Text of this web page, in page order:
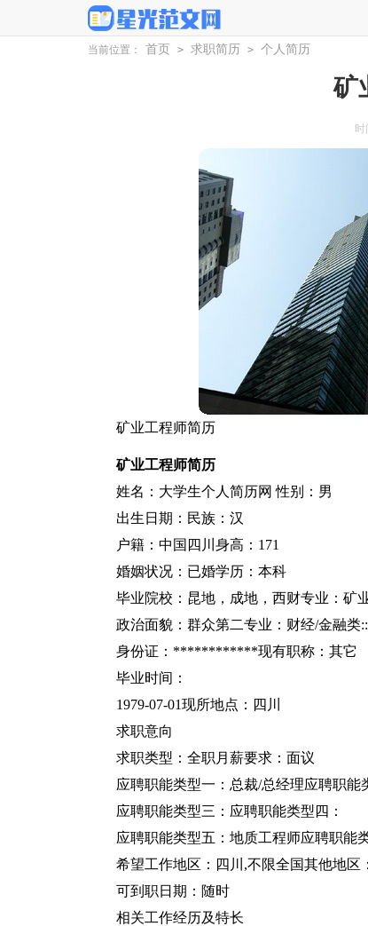
当前位置： 首页 > 求职简历 > 个人简历
矿
时
矿业工程师简历
矿业工程师简历
姓名：大学生个人简历网 性别：男
出生日期：民族：汉
户籍：中国四川身高：171
婚姻状况：已婚学历：本科
毕业院校：昆地，成地，西财专业：矿
政治面貌：群众第二专业：财经/金融类::
身份证：************现有职称：其它
毕业时间：
1979-07-01现所地点：四川
求职意向
求职类型：全职月薪要求：面议
应聘职能类型一：总裁/总经理应聘职能
应聘职能类型三：应聘职能类型四：
应聘职能类型五：地质工程师应聘职能类
希望工作地区：四川,不限全国其他地区：
可到职日期：随时
相关工作经历及特长